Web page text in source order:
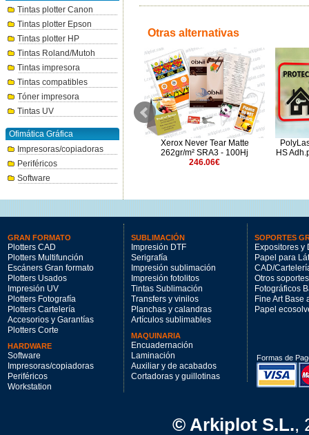
Tintas plotter Canon
Tintas plotter Epson
Tintas plotter HP
Tintas Roland/Mutoh
Tintas impresora
Tintas compatibles
Tóner impresora
Tintas UV
Ofimática Gráfica
Impresoras/copiadoras
Periféricos
Software
Otras alternativas
Pulsera Pretroquelada Naranja
Neón (1000 ud)
Xerox Never Tear Matte
262gr/m² SRA3 - 100Hj
246.06€
HS
GRAN FORMATO
Plotters CAD
Plotters Multifunción
Escáners Gran formato
Plotters Usados
Impresión UV
Plotters Fotografía
Plotters Cartelería
Accesorios y Garantías
Plotters Corte
HARDWARE
Software
Impresoras/copiadoras
Periféricos
Workstation
SUBLIMACIÓN
Impresión DTF
Serigrafía
Impresión sublimación
Impresión fotolitos
Tintas Sublimación
Transfers y vinilos
Planchas y calandras
Artículos sublimables
MAQUINARIA
Encuadernación
Laminación
Auxiliar y de acabados
Cortadoras y guillotinas
SOPORTES
Expositores y
Papel para
CAD/
Otros soportes
Fotográficos
Fine Art Base
Papel
Formas de
© Arkiplot S.L.,